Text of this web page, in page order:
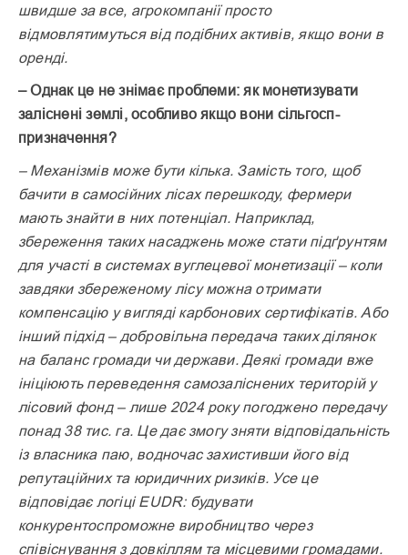
швидше за все, агрокомпанії просто
відмовлятимуться від подібних активів, якщо вони в
оренді.
– Однак це не знімає проблеми: як монетизувати
заліснені землі, особливо якщо вони сільгосп­
призначення?
– Механізмів може бути кілька. Замість того, щоб
бачити в самосійних лісах перешкоду, фермери
мають знайти в них потенціал. Наприклад,
збереження таких насаджень може стати підґрунтям
для участі в системах вуглецевої монетизації – коли
завдяки збереженому лісу можна отримати
компенсацію у вигляді карбонових сертифікатів. Або
інший підхід – добровільна передача таких ділянок
на баланс громади чи держави. Деякі громади вже
ініціюють переведення самозаліснених територій у
лісовий фонд – лише 2024 року погоджено передачу
понад 38 тис. га. Це дає змогу зняти відповідальність
із власника паю, водночас захистивши його від
репутаційних та юридичних ризиків. Усе це
відповідає логіці EUDR: будувати
конкурентоспроможне виробництво через
співіснування з довкіллям та місцевими громадами.